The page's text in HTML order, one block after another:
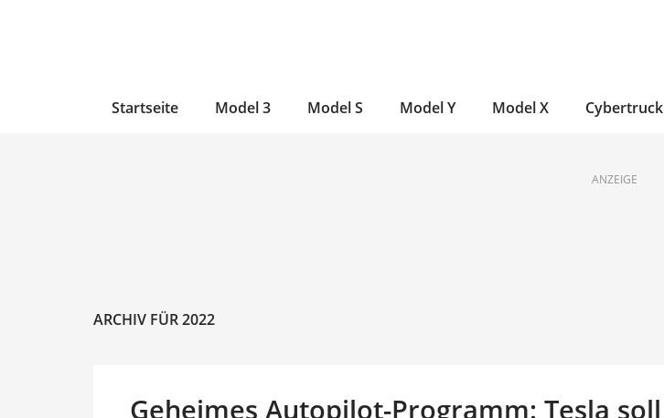
Startseite Model 3 Model S Model Y Model X Cybertruck
ANZEIGE
ARCHIV FÜR 2022
Geheimes Autopilot-Programm: Tesla soll